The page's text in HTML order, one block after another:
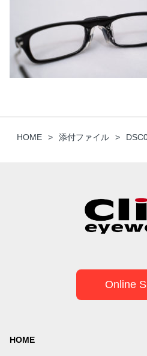
HOME 添付ファイル
Online
HOME